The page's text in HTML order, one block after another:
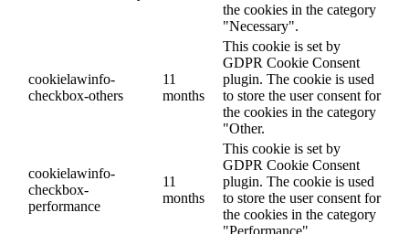
the cookies in the category
"Necessary".
cookielawinfo-
checkbox-others
11
months
This cookie is set by
GDPR Cookie Consent
plugin. The cookie is used
to store the user consent for
the cookies in the category
"Other.
cookielawinfo-
checkbox-
performance
11
months
This cookie is set by
GDPR Cookie Consent
plugin. The cookie is used
to store the user consent for
the cookies in the category